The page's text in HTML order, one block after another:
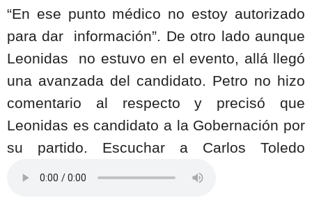
“En ese punto médico no estoy autorizado
para dar
información”. De otro lado aunque
Leonidas
no estuvo en el evento, allá llegó
una avanzada del candidato. Petro no hizo
comentario al respecto y precisó que
Leonidas es candidato a la Gobernación por
su partido. Escuchar a Carlos Toledo